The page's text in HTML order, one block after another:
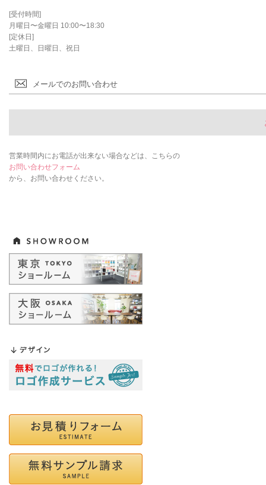
[受付時間]
月曜日〜金曜日 10:00〜18:30
[定休日]
土曜日、日曜日、祝日
メールでのお問い合わせ
営業時間内にお電話が出来ない場合などは、こちらの
お問い合わせフォーム
から、お問い合わせください。